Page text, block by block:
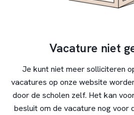
Vacature niet
Je kunt niet meer solliciteren
vacatures op onze website
door de scholen zelf. Het kan
besluit om de vacature nog voor